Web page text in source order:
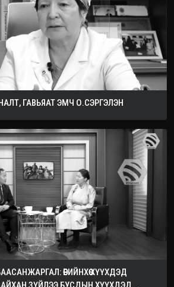
ГАВЬЯАТ ЭМЧ О.СЭРГЭЛЭН
ӨӨРИЙНХӨӨ ХҮҮХДЭД